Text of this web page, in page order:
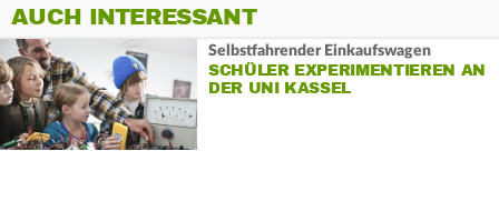
AUCH INTERESSANT
Selbstfahrender Einkaufswagen
SCHÜLER EXPERIMENTIEREN AN
DER UNI KASSEL